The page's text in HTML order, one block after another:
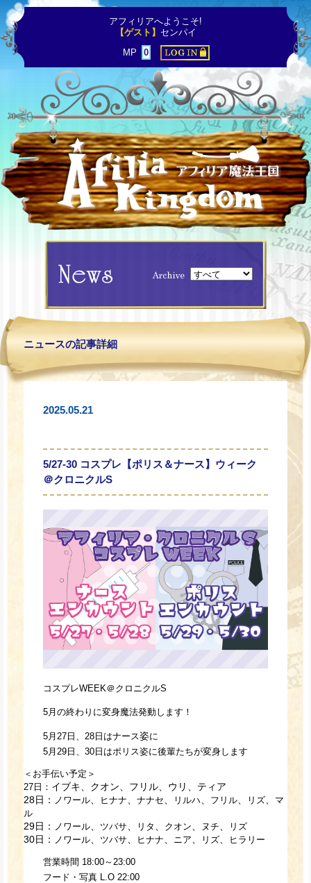
アフィリアへようこそ!
【ゲスト】 センパイ
MP
0
ニュースの記事詳細
2025.05.21
5/27-30 コスプレ【ポリス＆ナース】ウィーク
＠クロニクルS
コスプレWEEK＠クロニクルS
5月の終わりに変身魔法発動します！
5月27日、28日はナース姿に
5月29日、30日はポリス姿に後輩たちが変身します
＜お手伝い予定＞
27日： イブキ、 クオン、 フリル、 ウリ、ティア
28日： ノワール、 ヒナナ、 ナナセ、 リルハ、 フリル、 リズ、
マ
ル
29日： ノワール、 ツバサ、 リタ 、 クオン、 ヌチ、 リズ
30日： ノワール、 ツバサ、 ヒナナ、 ニア、 リズ、 ヒラリー
営業時間 18:00～23:00
フード・写真 L.O 22:00